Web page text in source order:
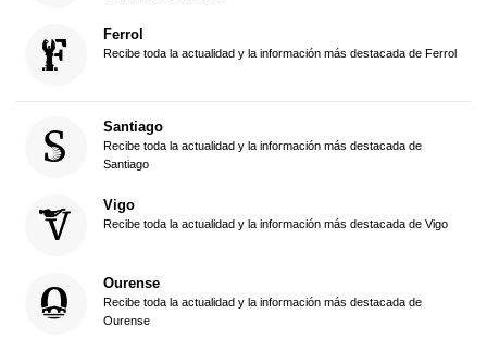
Ferrol
Recibe toda la actualidad y la información más destacada de Ferrol
Santiago
Recibe toda la actualidad y la información más destacada de
Santiago
Vigo
Recibe toda la actualidad y la información más destacada de Vigo
Ourense
Recibe toda la actualidad y la información más destacada de
Ourense